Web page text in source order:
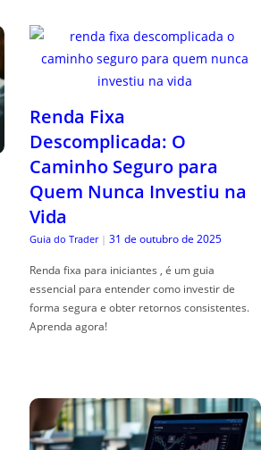
Renda Fixa
Descomplicada: O
Caminho Seguro para
Quem Nunca Investiu na
Vida
Guia do Trader | 31 de outubro de 2025
Renda fixa para iniciantes , é um guia
essencial para entender como investir de
forma segura e obter retornos consistentes.
Aprenda agora!